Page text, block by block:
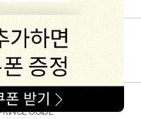
GUIDE